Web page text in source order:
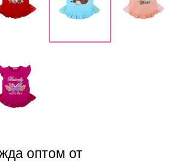
оптом от